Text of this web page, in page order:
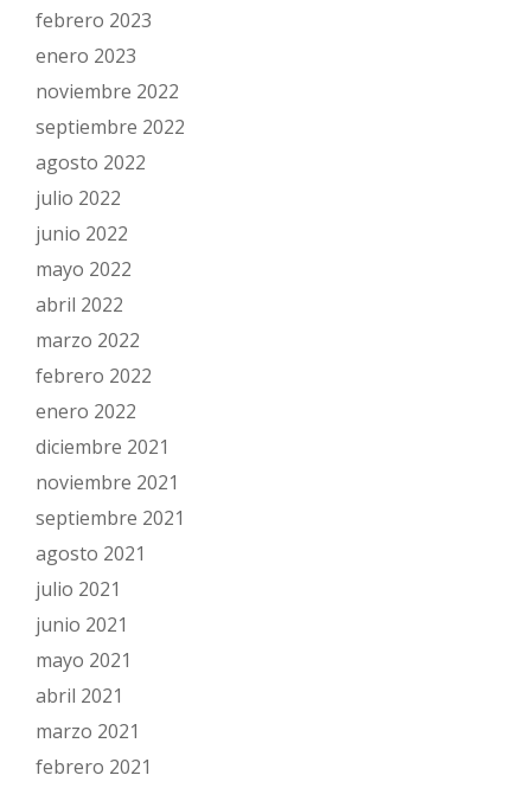
febrero 2023
enero 2023
noviembre 2022
septiembre 2022
agosto 2022
julio 2022
junio 2022
mayo 2022
abril 2022
marzo 2022
febrero 2022
enero 2022
diciembre 2021
noviembre 2021
septiembre 2021
agosto 2021
julio 2021
junio 2021
mayo 2021
abril 2021
marzo 2021
febrero 2021